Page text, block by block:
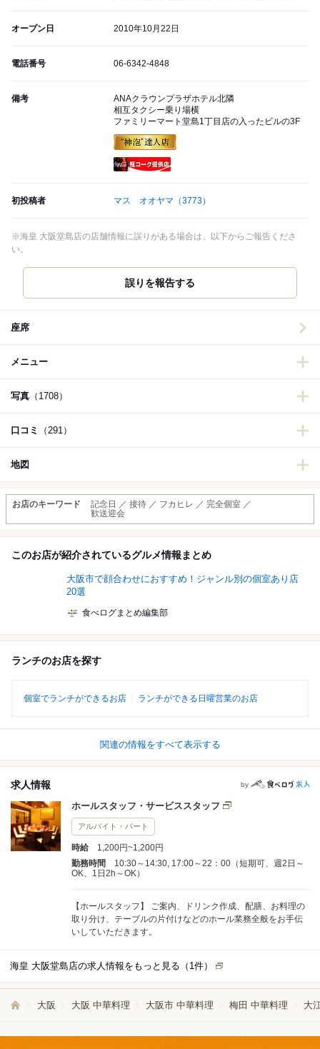
オープン日 2010年10月22日
電話番号 06-6342-4848
備考
ANAクラウンプラザホテル北隣
相互タクシー乗り場横
ファミリーマート堂島1丁目店の入ったビルの3F
初投稿者 マス オオヤマ （3773）
※海皇 大阪堂島店の店舗情報に誤りがある場合は、以下からご報告くださ
い。
誤りを報告する
座席
メニュー
写真 （1708）
口コミ （291）
地図
お店のキーワード
記念日 ／ 接待 ／ フカヒレ ／ 完全個室 ／
歓送迎会
このお店が紹介されているグルメ情報まとめ
大阪市で顔合わせにおすすめ！ジャンル別の個室あり店
20選
食べログまとめ編集部
ランチのお店を探す
個室でランチができるお店 ランチができる日曜営業のお店
関連の情報をすべて表示する
求人情報 by
ホールスタッフ・サービススタッフ
アルバイト・パート
時給
1,200円~1,200円
勤務時間
10:30～14:30, 17:00～22：00（短期可、週2日～
OK、1日2h～OK）
【ホールスタッフ】 ご案内、ドリンク作成、配膳、お料理の
取り分け、テーブルの片付けなどのホール業務全般をお手伝
いしていただきます。
海皇 大阪堂島店の求人情報をもっと見る（ 1件）
大阪 大阪 中華料理 大阪市 中華料理 梅田 中華料理 大